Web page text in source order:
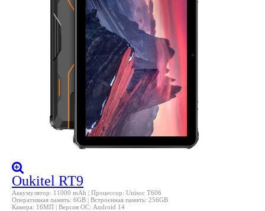
Oukitel RT9
Аккумулятор: 11000 mAh | Процессор: Unisoc T606
Оперативная память: 6GB | Встроенная память: 256GB
Камера: 16МП | Версия ОС: Android 14